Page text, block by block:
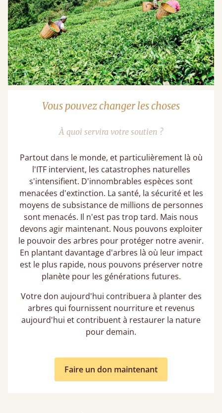
Vous pouvez changer les choses
À quoi servira votre soutien ?
Partout dans le monde, et particulièrement là où
l'ITF intervient, les catastrophes naturelles
s'intensifient. D'innombrables espèces sont
menacées d'extinction. La santé, la sécurité et les
moyens de subsistance de millions de personnes
sont menacés. Il n'est pas trop tard. Mais nous
devons agir maintenant. Nous pouvons exploiter
le pouvoir des arbres pour protéger notre avenir.
En plantant davantage d'arbres là où leur impact
est le plus rapide, nous pouvons préserver notre
planète pour les générations futures.
Votre don aujourd'hui contribuera à planter des
arbres qui fournissent nourriture et revenus
aujourd'hui et contribuent à restaurer la nature
pour demain.
Faire un don maintenant